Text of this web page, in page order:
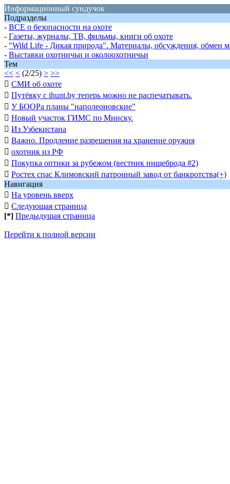
Информационный сундучок
Подразделы
- ВСЕ о безопасности на охоте
- Газеты, журналы, ТВ, фильмы, книги об охоте
- "Wild Life - Дикая природа". Материалы, обсуждения, обмен
- Выставки охотничьи и околоохотничьи
Тем
<< < (2/25) > >>
 СМИ об охоте
 Путёвку с ihunt.by теперь можно не распечатывать.
 У БООРа планы "наполеоновские"
 Новый участок ГИМС по Минску.
 Из Узбекистана
 Важно. Продление разрешения на хранение оружия
 охотник из РФ
 Покупка оптики за рубежом (вестник нищеброда #2)
 Ростех спас Климовский патронный завод от банкротства(+)
Навигация
 На уровень вверх
 Следующая страница
[*] Предыдущая страница
Перейти к полной версии